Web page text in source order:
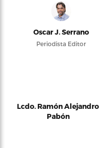
Oscar J. Serrano
Periodista Editor
Lcdo. Ramón Alejandro
Pabón